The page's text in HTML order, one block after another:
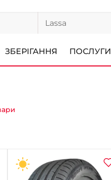
ЗБЕРІГАННЯ ПОСЛУГИ